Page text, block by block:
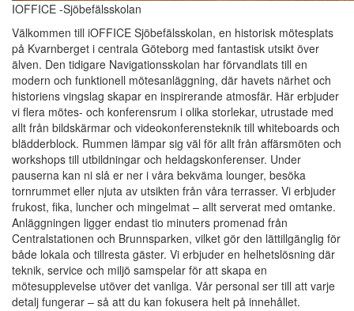
IOFFICE -Sjöbefälsskolan
Välkommen till iOFFICE Sjöbefälsskolan, en historisk mötesplats
på Kvarnberget i centrala Göteborg med fantastisk utsikt över
älven. Den tidigare Navigationsskolan har förvandlats till en
modern och funktionell mötesanläggning, där havets närhet och
historiens vingslag skapar en inspirerande atmosfär. Här erbjuder
vi flera mötes- och konferensrum i olika storlekar, utrustade med
allt från bildskärmar och videokonferensteknik till whiteboards och
blädderblock. Rummen lämpar sig väl för allt från affärsmöten och
workshops till utbildningar och heldagskonferenser. Under
pauserna kan ni slå er ner i våra bekväma lounger, besöka
tornrummet eller njuta av utsikten från våra terrasser. Vi erbjuder
frukost, fika, luncher och mingelmat – allt serverat med omtanke.
Anläggningen ligger endast tio minuters promenad från
Centralstationen och Brunnsparken, vilket gör den lättillgänglig för
både lokala och tillresta gäster. Vi erbjuder en helhetslösning där
teknik, service och miljö samspelar för att skapa en
mötesupplevelse utöver det vanliga. Vår personal ser till att varje
detalj fungerar – så att du kan fokusera helt på innehållet.